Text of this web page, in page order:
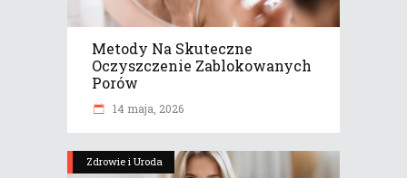
Metody Na Skuteczne
Oczyszczenie Zablokowanych
Porów
14 maja, 2026
Zdrowie i Uroda